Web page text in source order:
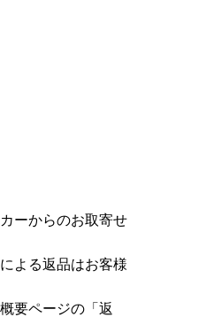
ーからのお取寄せ
よる返品はお客様
要ページの「返